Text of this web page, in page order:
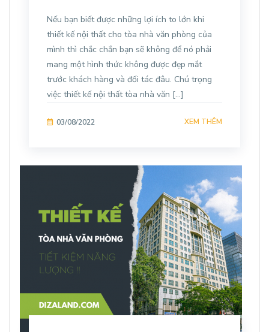
Nếu bạn biết được những lợi ích to lớn khi
thiết kế nội thất cho tòa nhà văn phòng của
mình thì chắc chắn bạn sẽ không để nó phải
mang một hình thức không được đẹp mắt
trước khách hàng và đối tác đâu. Chú trọng
việc thiết kế nội thất tòa nhà văn […]
03/08/2022 XEM THÊM